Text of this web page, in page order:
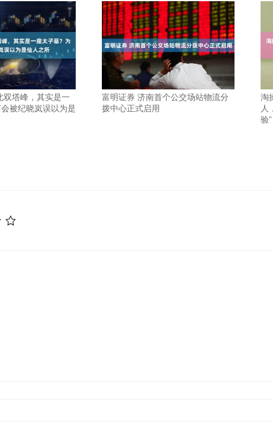
双塔峰，其实是一
被纪晓岚误以为是
富明证券 济南首个公交场站物流分
拨中心正式启用
淘
人
验